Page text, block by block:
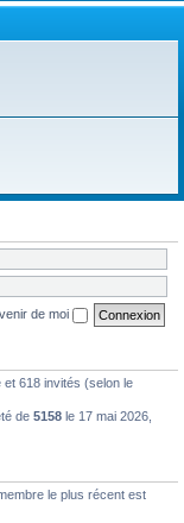
de moi
et 618 invités (selon le
de 5158 le 17 mai 2026,
le plus récent est